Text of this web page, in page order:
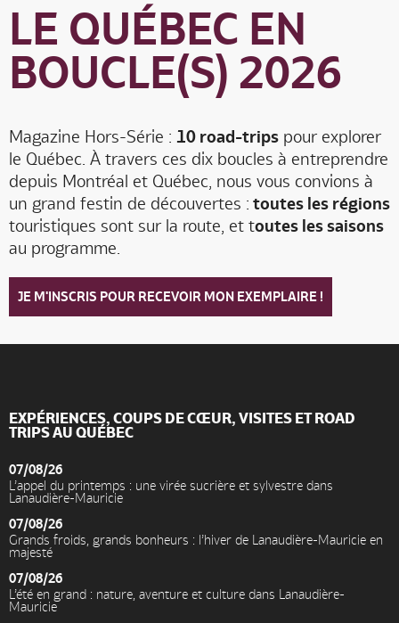
LE QUÉBEC EN
BOUCLE(S) 2026
Magazine Hors-Série : 10 road-trips pour explorer
le Québec. À travers ces dix boucles à entreprendre
depuis Montréal et Québec, nous vous convions à
un grand festin de découvertes : toutes les régions
touristiques sont sur la route, et toutes les saisons
au programme.
JE M'INSCRIS POUR RECEVOIR MON EXEMPLAIRE !
EXPÉRIENCES, COUPS DE CŒUR, VISITES ET ROAD
TRIPS AU QUÉBEC
07/08/26
L’appel du printemps : une virée sucrière et sylvestre dans
Lanaudière-Mauricie
07/08/26
Grands froids, grands bonheurs : l’hiver de Lanaudière-Mauricie en
majesté
07/08/26
L’été en grand : nature, aventure et culture dans Lanaudière-
Mauricie